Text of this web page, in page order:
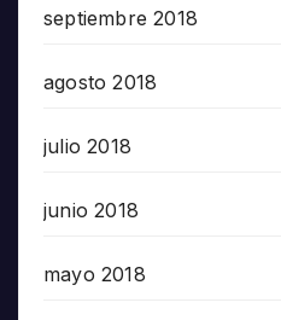
septiembre 2018
agosto 2018
julio 2018
junio 2018
mayo 2018